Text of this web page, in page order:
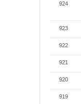
924
923
922
921
920
919